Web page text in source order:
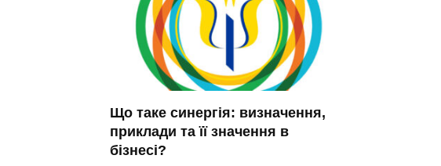
Що таке синергія: визначення,
приклади та її значення в
бізнесі?